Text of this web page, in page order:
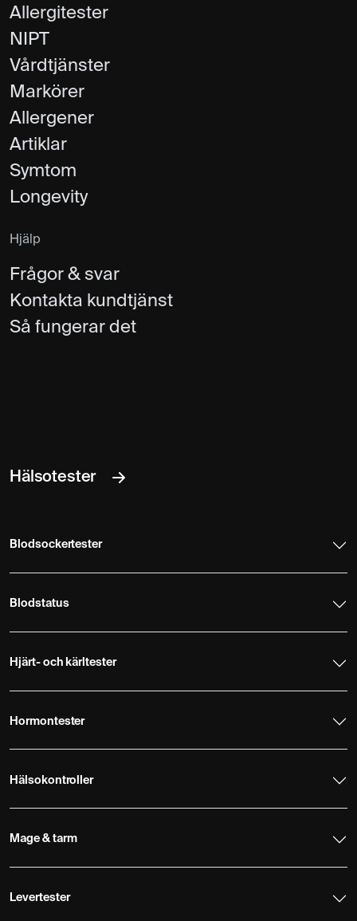
Allergitester
NIPT
Vårdtjänster
Markörer
Allergener
Artiklar
Symtom
Longevity
Hjälp
Frågor & svar
Kontakta kundtjänst
Så fungerar det
Hälsotester
Blodsockertester
Blodstatus
Hjärt- och kärltester
Hormontester
Hälsokontroller
Mage & tarm
Levertester